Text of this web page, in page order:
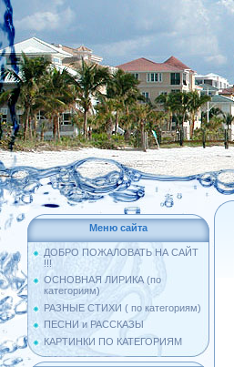
Меню сайта
ДОБРО ПОЖАЛОВАТЬ НА САЙТ
!!!
ОСНОВНАЯ ЛИРИКА (по
категориям)
РАЗНЫЕ СТИХИ ( по категориям)
ПЕСНИ и РАССКАЗЫ
КАРТИНКИ ПО КАТЕГОРИЯМ